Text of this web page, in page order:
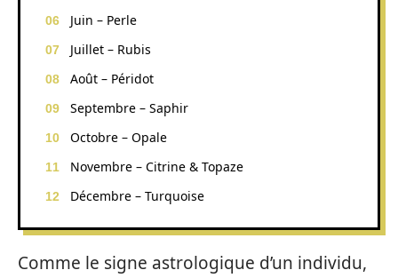
Juin – Perle
Juillet – Rubis
Août – Péridot
Septembre – Saphir
Octobre – Opale
Novembre – Citrine & Topaze
Décembre – Turquoise
Comme le signe astrologique d’un individu,